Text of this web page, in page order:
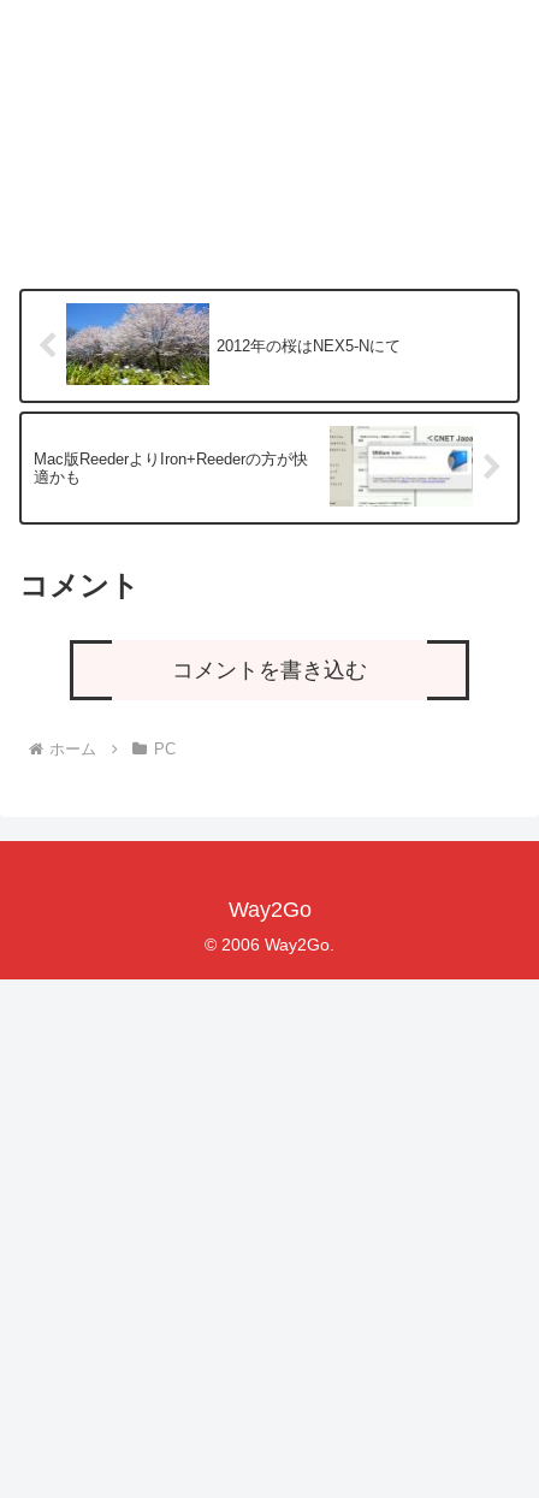
2012年の桜はNEX5-Nにて
Mac版ReederよりIron+Reederの方が快
適かも
コメント
コメントを書き込む
ホーム PC
Way2Go
© 2006 Way2Go.